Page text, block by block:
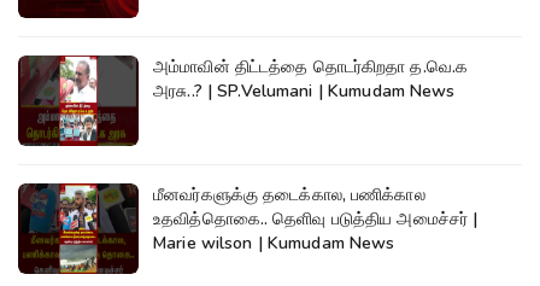
அம்மாவின் திட்டத்தை தொடர்கிறதா த.வெ.க
அரசு..? | SP.Velumani | Kumudam News
மீனவர்களுக்கு தடைக்கால, பணிக்கால
உதவித்தொகை.. தெளிவு படுத்திய அமைச்சர் |
Marie wilson | Kumudam News